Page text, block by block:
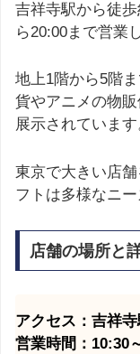
吉祥寺駅から徒
ら20:00まで営業
地上1階から5階
貨やアニメの物
展示されています
東京で大きい店
フトは多様なニ
店舗の場所と
アクセス：吉祥
営業時間：10:30